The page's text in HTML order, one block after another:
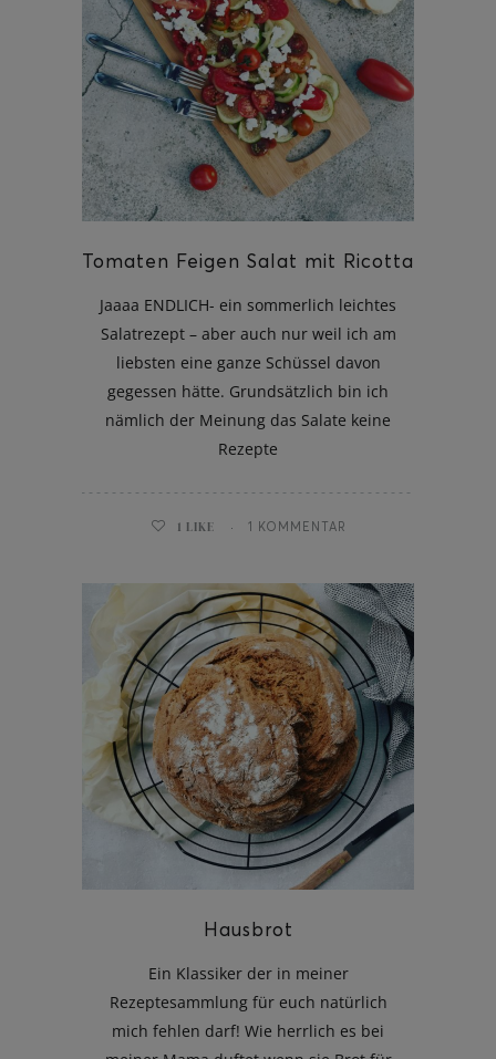
Tomaten Feigen Salat mit Ricotta
Jaaaa ENDLICH- ein sommerlich leichtes
Salatrezept – aber auch nur weil ich am
liebsten eine ganze Schüssel davon
gegessen hätte. Grundsätzlich bin ich
nämlich der Meinung das Salate keine
Rezepte
1 LIKE 1 KOMMENTAR
Hausbrot
Ein Klassiker der in meiner
Rezeptesammlung für euch natürlich
mich fehlen darf! Wie herrlich es bei